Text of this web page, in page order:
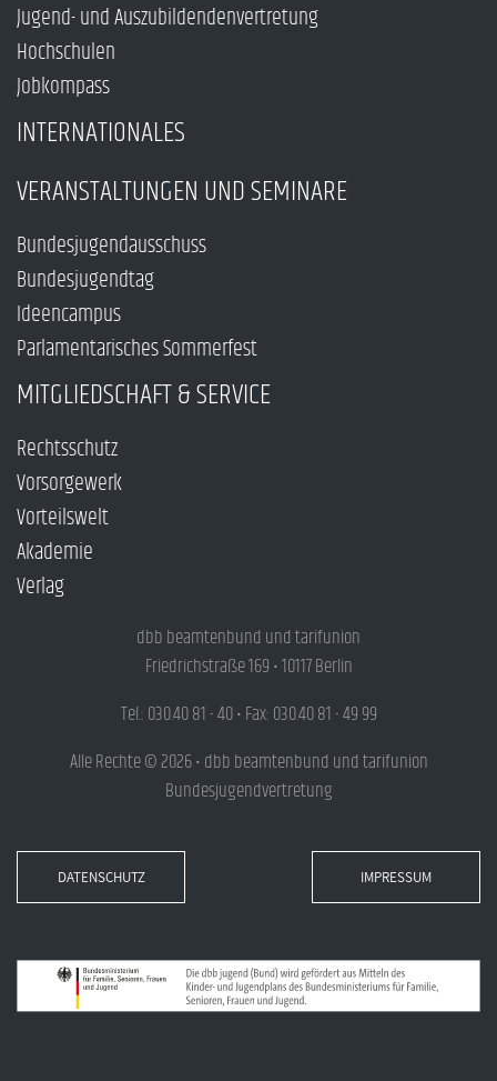
Jugend- und Auszubildendenvertretung
Hochschulen
Jobkompass
INTERNATIONALES
VERANSTALTUNGEN UND SEMINARE
Bundesjugendausschuss
Bundesjugendtag
Ideencampus
Parlamentarisches Sommerfest
MITGLIEDSCHAFT & SERVICE
Rechtsschutz
Vorsorgewerk
Vorteilswelt
Akademie
Verlag
dbb beamtenbund und tarifunion
Friedrichstraße 169 • 10117 Berlin
Tel.: 030.40 81 - 40 • Fax: 030.40 81 - 49 99
Alle Rechte © 2026 • dbb beamtenbund und tarifunion
Bundesjugendvertretung
DATENSCHUTZ IMPRESSUM